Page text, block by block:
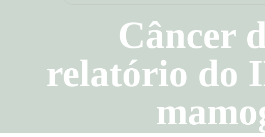
Câncer
relatório do